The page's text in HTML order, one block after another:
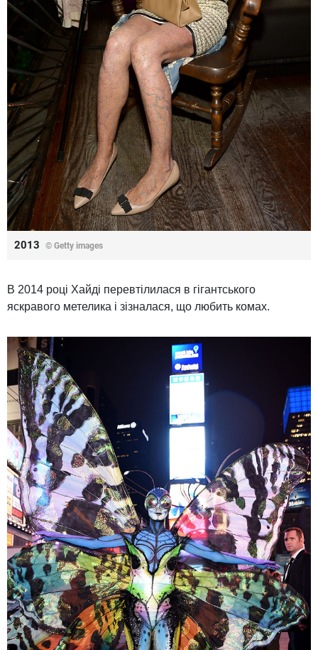
2013 © Getty images
В 2014 році Хайді перевтілилася в гігантського
яскравого метелика і зізналася, що любить комах.